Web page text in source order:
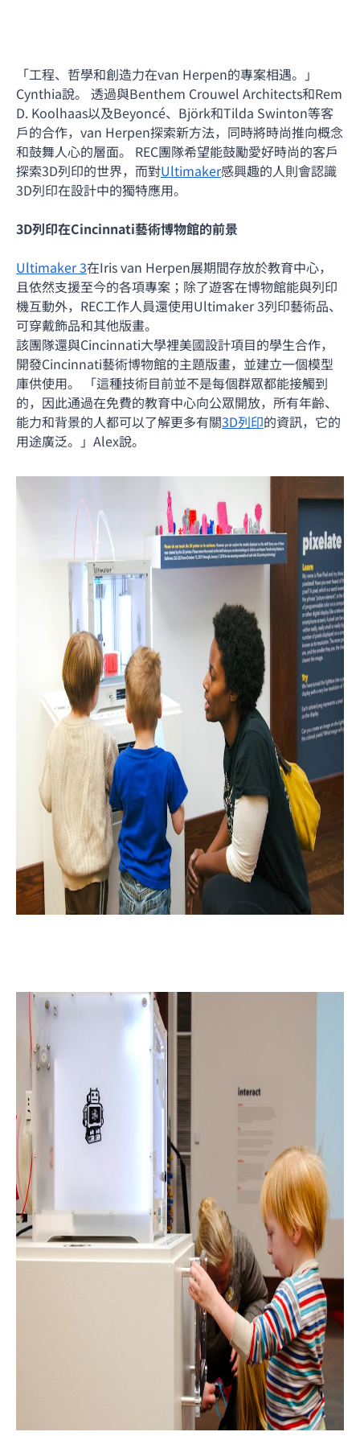
「工程、哲學和創造力在van Herpen的專案相遇。」
Cynthia說。 透過與Benthem Crouwel Architects和Rem
D. Koolhaas以及Beyoncé、Björk和Tilda Swinton等客
戶的合作，van Herpen探索新方法，同時將時尚推向概念
和鼓舞人心的層面。 REC團隊希望能鼓勵愛好時尚的客戶
探索3D列印的世界，而對Ultimaker感興趣的人則會認識
3D列印在設計中的獨特應用。
3D列印在Cincinnati藝術博物館的前景
Ultimaker 3在Iris van Herpen展期間存放於教育中心，
且依然支援至今的各項專案；除了遊客在博物館能與列印
機互動外，REC工作人員還使用Ultimaker 3列印藝術品、
可穿戴飾品和其他版畫。
該團隊還與Cincinnati大學裡美國設計項目的學生合作，
開發Cincinnati藝術博物館的主題版畫，並建立一個模型
庫供使用。 「這種技術目前並不是每個群眾都能接觸到
的，因此通過在免費的教育中心向公眾開放，所有年齡、
能力和背景的人都可以了解更多有關3D列印的資訊，它的
用途廣泛。」Alex說。